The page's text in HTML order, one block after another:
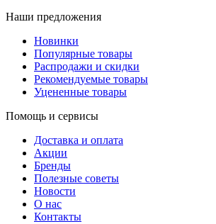
Наши предложения
Новинки
Популярные товары
Распродажи и скидки
Рекомендуемые товары
Уцененные товары
Помощь и сервисы
Доставка и оплата
Акции
Бренды
Полезные советы
Новости
О нас
Контакты